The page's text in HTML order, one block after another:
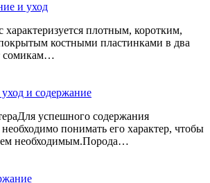
и уход
плотным, коротким,
костными пластинками в два
сомикам…
и содержание
успешного содержания
понимать его характер, чтобы
необходимым.Порода…